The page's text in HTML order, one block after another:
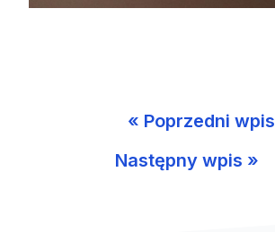
« Poprzedni wpis
Następny wpis »